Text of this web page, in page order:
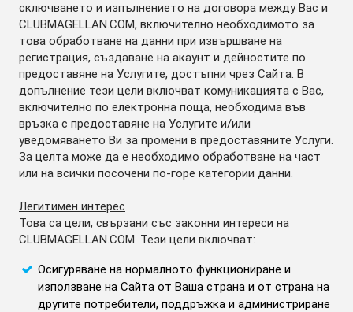
сключването и изпълнението на договора между Вас и
CLUBMAGELLAN.COM, включително необходимото за
това обработване на данни при извършване на
регистрация, създаване на акаунт и дейностите по
предоставяне на Услугите, достъпни чрез Сайта. В
допълнение тези цели включват комуникацията с Вас,
включително по електронна поща, необходима във
връзка с предоставяне на Услугите и/или
уведомяването Ви за промени в предоставяните Услуги.
За целта може да е необходимо обработване на част
или на всички посочени по-горе категории данни.
Легитимен интерес
Това са цели, свързани със законни интереси на
CLUBMAGELLAN.COM. Тези цели включват:
Осигуряване на нормалното функциониране и
използване на Сайта от Ваша страна и от страна на
другите потребители, поддръжка и администриране